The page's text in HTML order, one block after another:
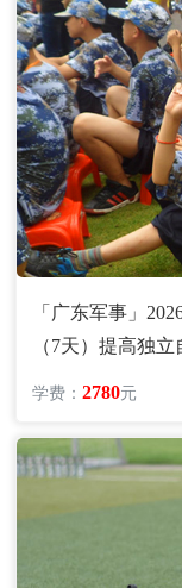
「广东军事」
（7天）提高独
学费：2780元